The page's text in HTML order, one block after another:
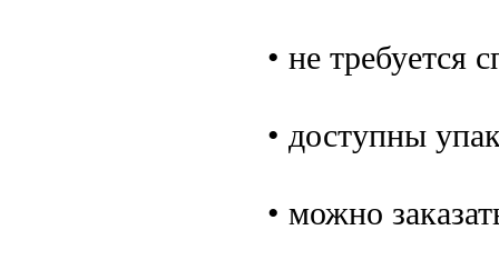
• не требуется
• доступны
• можно